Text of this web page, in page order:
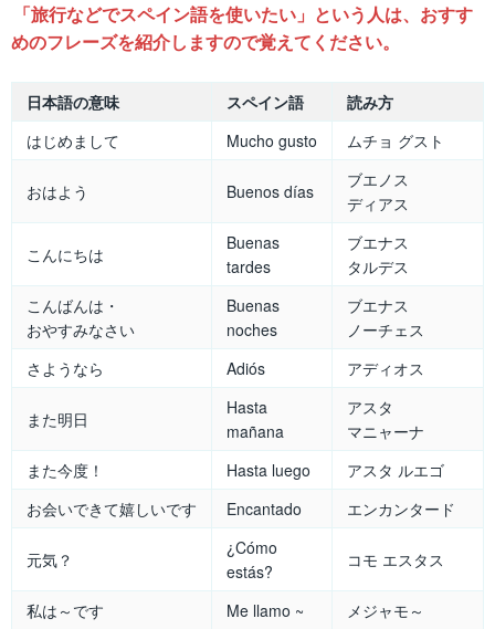
「旅行などでスペイン語を使いたい」という人は、おすす
めのフレーズを紹介しますので覚えてください。
日本語の意味 スペイン語
読み方
はじめまして
Mucho gusto ムチョ グスト
おはよう Buenos días
ブエノス
ディアス
こんにちは
Buenas
tardes
ブエナス
タルデス
こんばんは・
おやすみなさい
Buenas
noches
ブエナス
ノーチェス
さようなら
Adiós アディオス
また明日
Hasta
mañana
アスタ
マニャーナ
また今度！
Hasta luego
アスタ ルエゴ
お会いできて嬉しいです
Encantado エンカンタード
元気？
¿Cómo
estás?
コモ エスタス
私は～です Me llamo ~
メジャモ～